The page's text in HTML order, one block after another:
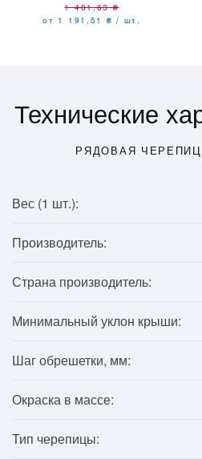
1 401,63₴
от 1 191,51 ₴ / шт.
Технические
РЯДОВАЯ
Вес (1 шт.):
Производитель:
Страна производитель:
Минимальный уклон крыши:
Шаг обрешетки, мм:
Окраска в массе:
Тип черепицы: